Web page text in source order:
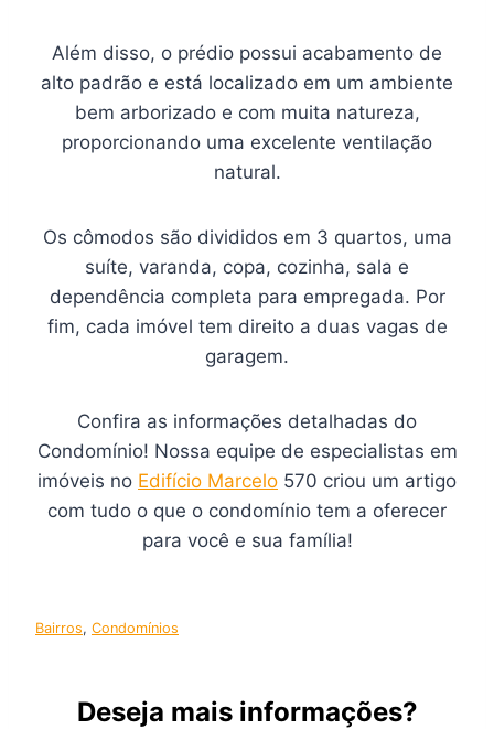
Além disso, o prédio possui acabamento de
alto padrão e está localizado em um ambiente
bem arborizado e com muita natureza,
proporcionando uma excelente ventilação
natural.
Os cômodos são divididos em 3 quartos, uma
suíte, varanda, copa, cozinha, sala e
dependência completa para empregada. Por
fim, cada imóvel tem direito a duas vagas de
garagem.
Confira as informações detalhadas do
Condomínio! Nossa equipe de especialistas em
imóveis no Edifício Marcelo 570 criou um artigo
com tudo o que o condomínio tem a oferecer
para você e sua família!
Bairros, Condomínios
Deseja mais informações?